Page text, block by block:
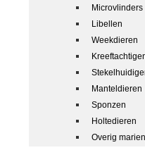
Microvlinders
Libellen
Weekdieren
Manteldieren
Sponzen
Holtedieren
Overig marien